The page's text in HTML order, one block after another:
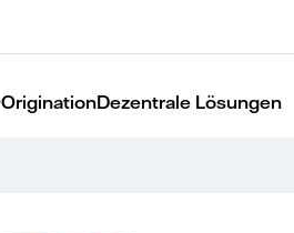
OriginationDezentrale Lösungen